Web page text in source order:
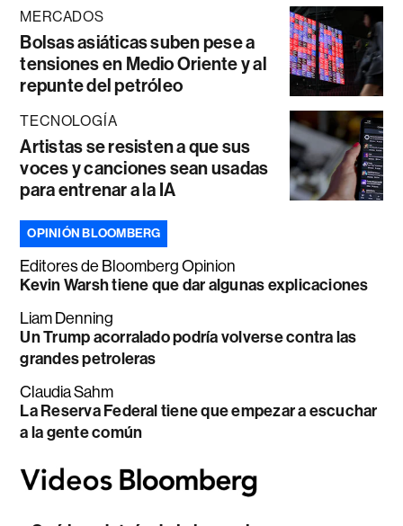
MERCADOS
Bolsas asiáticas suben pese a
tensiones en Medio Oriente y al
repunte del petróleo
TECNOLOGÍA
Artistas se resisten a que sus
voces y canciones sean usadas
para entrenar a la IA
OPINIÓN BLOOMBERG
Editores de Bloomberg Opinion
Kevin Warsh tiene que dar algunas explicaciones
Liam Denning
Un Trump acorralado podría volverse contra las
grandes petroleras
Claudia Sahm
La Reserva Federal tiene que empezar a escuchar
a la gente común